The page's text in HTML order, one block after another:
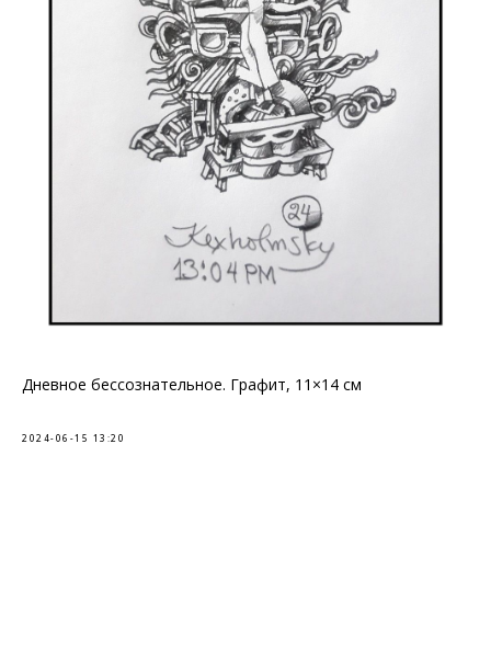
Дневное бессознательное. Графит, 11×14 см
2024-06-15 13:20